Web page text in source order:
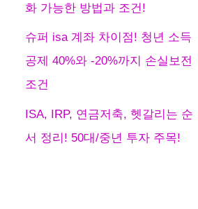
화 가능한 방법과 조건!
슈퍼 isa 계좌 차이점! 청년 소득
공제 40%와 -20%까지 손실보전
조건
ISA, IRP, 연금저축, 헷갈리는 순
서 정리! 50대/중년 투자 주목!